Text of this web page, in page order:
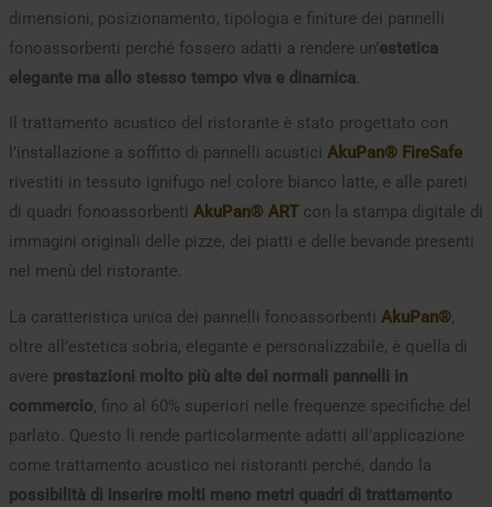
dimensioni, posizionamento, tipologia e finiture dei pannelli
fonoassorbenti perché fossero adatti a rendere un’estetica
elegante ma allo stesso tempo viva e dinamica.
Il trattamento acustico del ristorante è stato progettato con
l’installazione a soffitto di pannelli acustici AkuPan® FireSafe
rivestiti in tessuto ignifugo nel colore bianco latte, e alle pareti
di quadri fonoassorbenti AkuPan® ARTcon la stampa digitale di
immagini originali delle pizze, dei piatti e delle bevande presenti
nel menù del ristorante.
La caratteristica unica dei pannelli fonoassorbenti AkuPan®,
oltre all’estetica sobria, elegante e personalizzabile, è quella di
avere prestazioni molto più alte dei normali pannelli in
commercio, fino al 60% superiori nelle frequenze specifiche del
parlato. Questo li rende particolarmente adatti all’applicazione
come trattamento acustico nei ristoranti perché, dando la
possibilità di inserire molti meno metri quadri di trattamento